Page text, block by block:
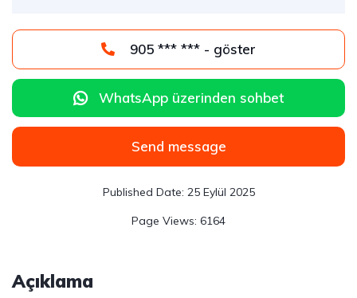
905 *** *** - göster
WhatsApp üzerinden sohbet
Send message
25 Eylül 2025
6164
Açıklama